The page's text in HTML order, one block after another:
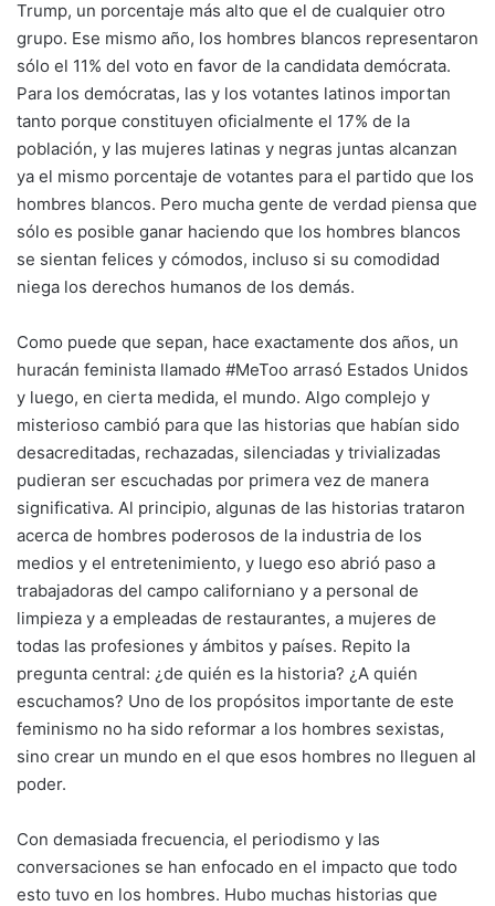
Trump, un porcentaje más alto que el de cualquier otro
grupo. Ese mismo año, los hombres blancos representaron
sólo el 11% del voto en favor de la candidata demócrata.
Para los demócratas, las y los votantes latinos importan
tanto porque constituyen oficialmente el 17% de la
población, y las mujeres latinas y negras juntas alcanzan
ya el mismo porcentaje de votantes para el partido que los
hombres blancos. Pero mucha gente de verdad piensa que
sólo es posible ganar haciendo que los hombres blancos
se sientan felices y cómodos, incluso si su comodidad
niega los derechos humanos de los demás.
Como puede que sepan, hace exactamente dos años, un
huracán feminista llamado #MeToo arrasó Estados Unidos
y luego, en cierta medida, el mundo. Algo complejo y
misterioso cambió para que las historias que habían sido
desacreditadas, rechazadas, silenciadas y trivializadas
pudieran ser escuchadas por primera vez de manera
significativa. Al principio, algunas de las historias trataron
acerca de hombres poderosos de la industria de los
medios y el entretenimiento, y luego eso abrió paso a
trabajadoras del campo californiano y a personal de
limpieza y a empleadas de restaurantes, a mujeres de
todas las profesiones y ámbitos y países. Repito la
pregunta central: ¿de quién es la historia? ¿A quién
escuchamos? Uno de los propósitos importante de este
feminismo no ha sido reformar a los hombres sexistas,
sino crear un mundo en el que esos hombres no lleguen al
poder.
Con demasiada frecuencia, el periodismo y las
conversaciones se han enfocado en el impacto que todo
esto tuvo en los hombres. Hubo muchas historias que